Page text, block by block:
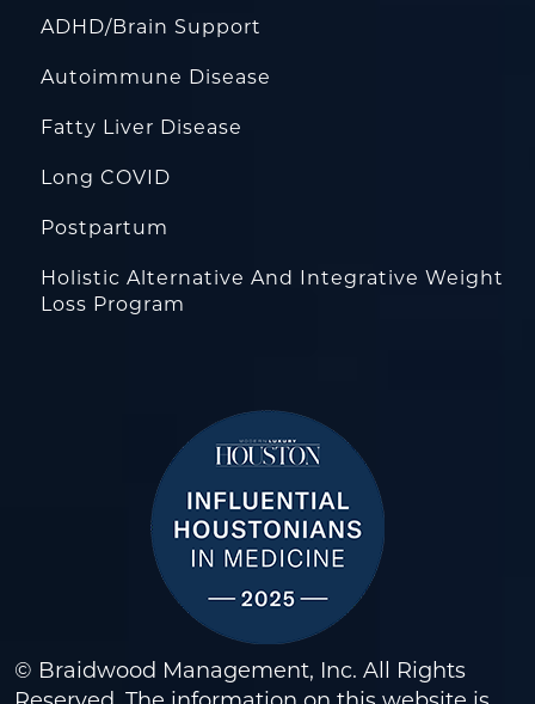
ADHD/Brain Support
Autoimmune Disease
Fatty Liver Disease
Long COVID
Postpartum
Holistic Alternative And Integrative Weight
Loss Program
© Braidwood Management, Inc. All Rights